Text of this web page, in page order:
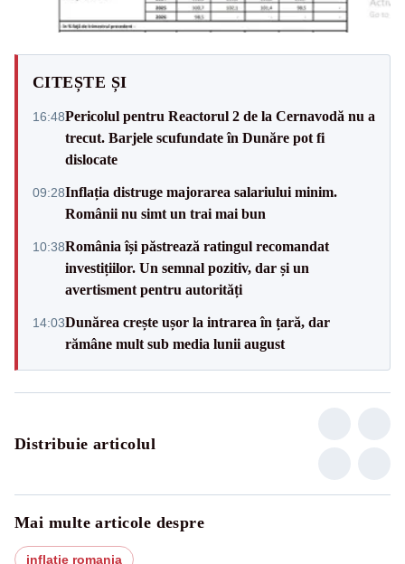
CITEȘTE ȘI
16:48Pericolul pentru Reactorul 2 de la Cernavodă nu a
trecut. Barjele scufundate în Dunăre pot fi
dislocate
09:28Inflația distruge majorarea salariului minim.
Românii nu simt un trai mai bun
10:38România își păstrează ratingul recomandat
investițiilor. Un semnal pozitiv, dar și un
avertisment pentru autorități
14:03Dunărea crește ușor la intrarea în țară, dar
rămâne mult sub media lunii august
Distribuie articolul
Mai multe articole despre
inflatie romania